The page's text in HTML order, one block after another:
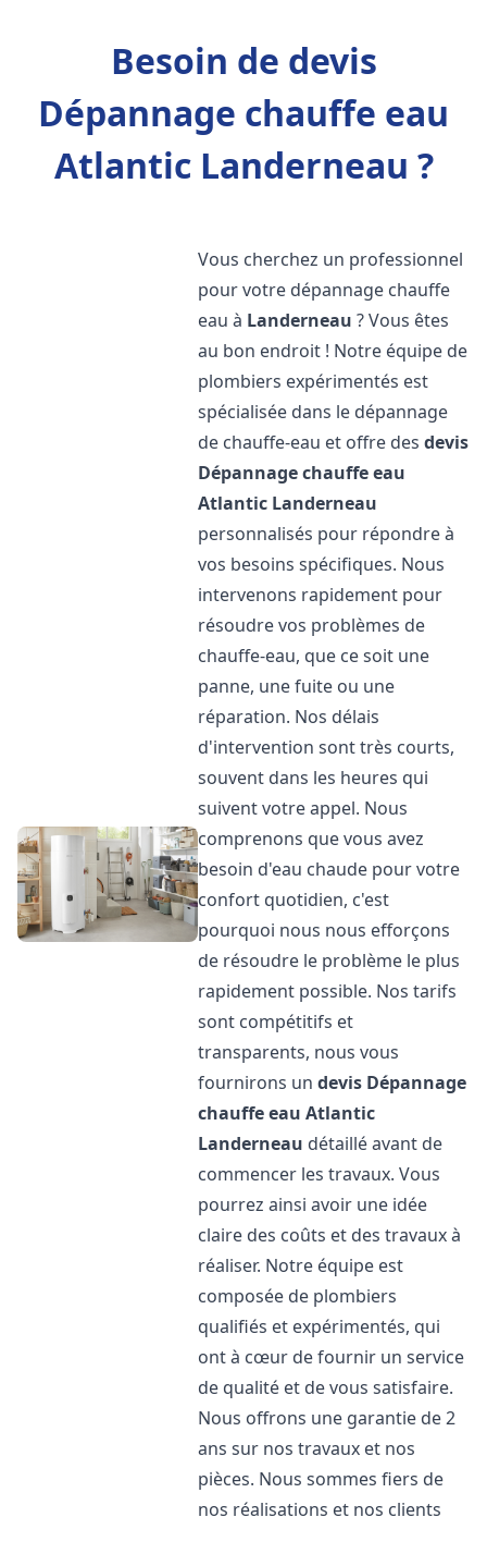
Besoin de devis
Dépannage chauffe eau
Atlantic Landerneau ?
Vous cherchez un professionnel
pour votre dépannage chauffe
eau à Landerneau ? Vous êtes
au bon endroit ! Notre équipe de
plombiers expérimentés est
spécialisée dans le dépannage
de chauffe-eau et offre desdevis
Dépannage chauffe eau
Atlantic Landerneau
personnalisés pour répondre à
vos besoins spécifiques. Nous
intervenons rapidement pour
résoudre vos problèmes de
chauffe-eau, que ce soit une
panne, une fuite ou une
réparation. Nos délais
d'intervention sont très courts,
souvent dans les heures qui
suivent votre appel. Nous
comprenons que vous avez
besoin d'eau chaude pour votre
confort quotidien, c'est
pourquoi nous nous efforçons
de résoudre le problème le plus
rapidement possible. Nos tarifs
sont compétitifs et
transparents, nous vous
fournirons undevis Dépannage
chauffe eau Atlantic
Landerneau détaillé avant de
commencer les travaux. Vous
pourrez ainsi avoir une idée
claire des coûts et des travaux à
réaliser. Notre équipe est
composée de plombiers
qualifiés et expérimentés, qui
ont à cœur de fournir un service
de qualité et de vous satisfaire.
Nous offrons une garantie de 2
ans sur nos travaux et nos
pièces. Nous sommes fiers de
nos réalisations et nos clients